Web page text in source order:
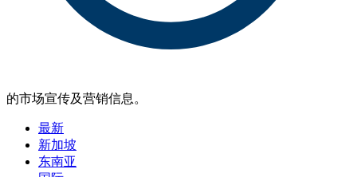
的市场宣传及营销信息。
最新
新加坡
东南亚